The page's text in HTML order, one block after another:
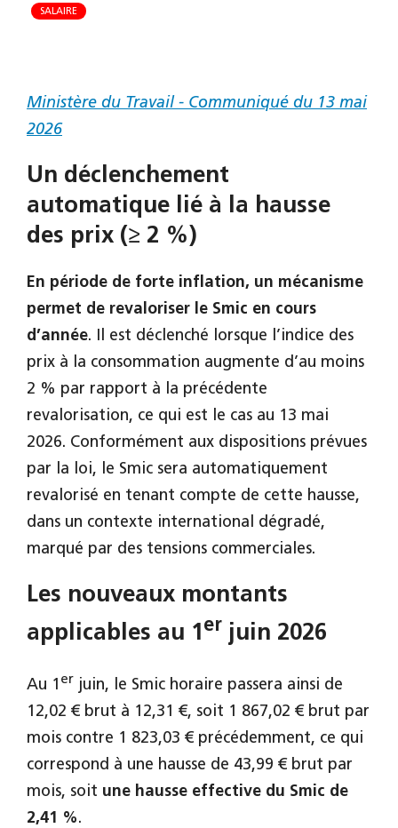
SALAIRE
Ministère du Travail - Communiqué du 13 mai
2026
Un déclenchement
automatique lié à la hausse
des prix (≥ 2 %)
En période de forte inflation, un mécanisme
permet de revaloriser le Smic en cours
d’année. Il est déclenché lorsque l’indice des
prix à la consommation augmente d’au moins
2 % par rapport à la précédente
revalorisation, ce qui est le cas au 13 mai
2026. Conformément aux dispositions prévues
par la loi, le Smic sera automatiquement
revalorisé en tenant compte de cette hausse,
dans un contexte international dégradé,
marqué par des tensions commerciales.
Les nouveaux montants
applicables au 1er juin 2026
Au 1 er juin, le Smic horaire passera ainsi de
12,02 € brut à 12,31 €, soit 1 867,02 € brut par
mois contre 1 823,03 € précédemment, ce qui
correspond à une hausse de 43,99 € brut par
mois, soit une hausse effective du Smic de
2,41 %.